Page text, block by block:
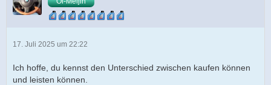
17. Juli 2025 um 22:22
Ich hoffe, du kennst den Unterschied zwischen kaufen können
und leisten können.